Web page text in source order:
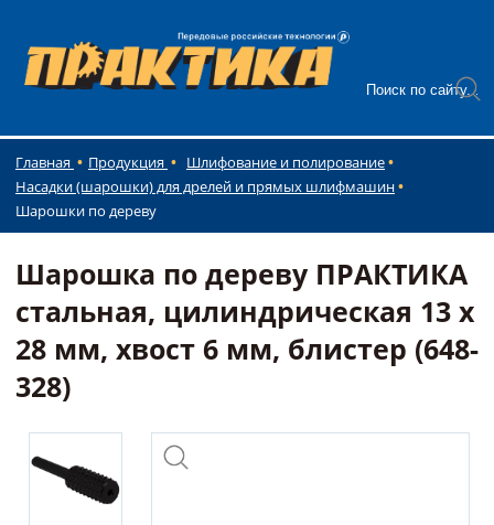
Главная Продукция
Шлифование и полирование
Насадки (шарошки) для дрелей и прямых шлифмашин
Шарошки по дереву
Шарошка по дереву ПРАКТИКА
стальная, цилиндрическая 13 х
28 мм, хвост 6 мм, блистер (648-
328)